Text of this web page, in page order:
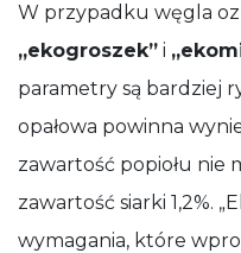
W przypadku węgla
„ekogroszek” i
parametry są bardziej
opałowa powinna
zawartość popiołu nie
zawartość siarki 1,2%.
wymagania, które